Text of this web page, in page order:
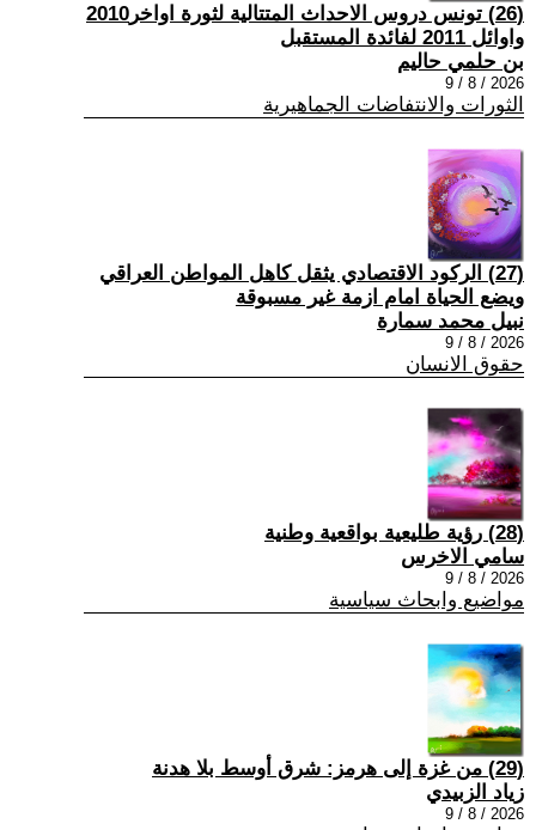
(26) تونس دروس الاحداث المتتالية لثورة اواخر2010
واوائل 2011 لفائدة المستقبل
بن حلمي حاليم
2026 / 8 / 9
الثورات والانتفاضات الجماهيرية
(27) الركود الاقتصادي يثقل كاهل المواطن العراقي
ويضع الحياة امام ازمة غير مسبوقة
نبيل محمد سمارة
2026 / 8 / 9
حقوق الانسان
(28) رؤية طليعية بواقعية وطنية
سامي الاخرس
2026 / 8 / 9
مواضيع وابحاث سياسية
(29) من غزة إلى هرمز: شرق أوسط بلا هدنة
زياد الزبيدي
2026 / 8 / 9